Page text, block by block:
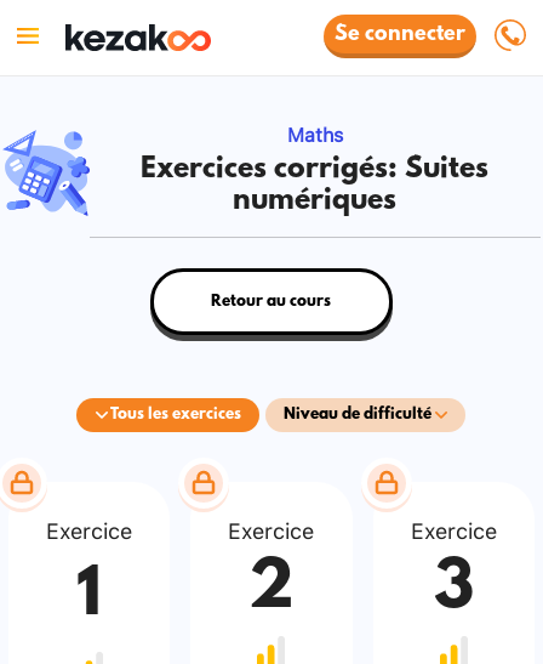
Se connecter
Maths
Exercices corrigés: Suites
numériques
Tous les exercices Niveau de difficulté
Retour au cours
Exercice
1
Exercice
2
Exercice
3